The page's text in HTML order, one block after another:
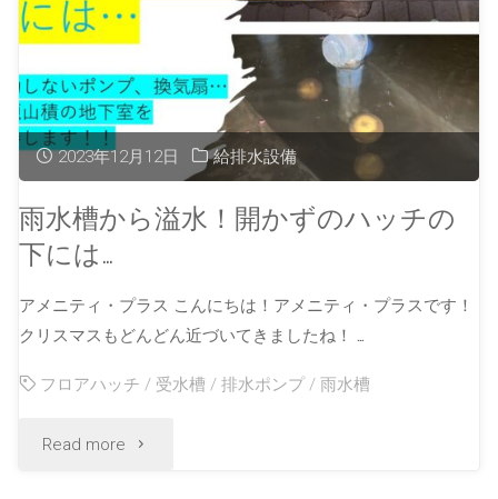
2023年12月12日 給排水設備
雨水槽から溢水！開かずのハッチの
下には…
アメニティ・プラス こんにちは！アメニティ・プラスです！
クリスマスもどんどん近づいてきましたね！ …
フロアハッチ / 受水槽 /排水ポンプ / 雨水槽
Read more